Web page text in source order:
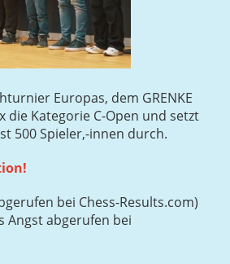
Europas, dem GRENKE
die Kategorie C-Open und setzt
500 Spieler,-innen durch.
bei Chess-Results.com)
Angst abgerufen bei